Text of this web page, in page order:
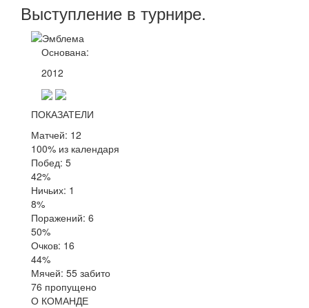
Выступление в турнире.
Основана:
2012
ПОКАЗАТЕЛИ
Матчей: 12
100% из календаря
Побед: 5
42%
Ничьих: 1
8%
Поражений: 6
50%
Очков: 16
44%
Мячей: 55 забито
76 пропущено
О КОМАНДЕ